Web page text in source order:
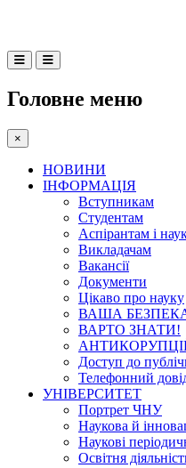
Головне меню
×
НОВИНИ
ІНФОРМАЦІЯ
Вступникам
Студентам
Аспірантам і
Викладачам
Вакансії
Документи
Цікаво про науку
ВАША
ВАРТО ЗНАТИ!
Доступ до
Телефонний
УНІВЕРСИТЕТ
Портрет ЧНУ
Наукова й
Наукові
Освітня